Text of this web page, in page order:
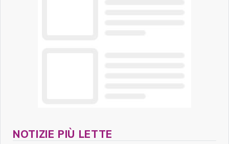
NOTIZIE PIÙ LETTE